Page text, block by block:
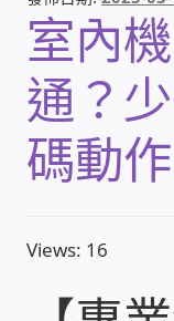
創辦人:林慶忠
頭份獅子會
竹南百齡扶
室內
通？
碼動作
Views: 16